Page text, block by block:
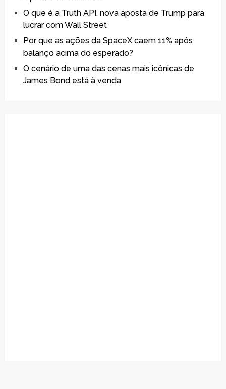
O que é a Truth API, nova aposta de Trump para
lucrar com Wall Street
Por que as ações da SpaceX caem 11% após
balanço acima do esperado?
O cenário de uma das cenas mais icônicas de
James Bond está à venda